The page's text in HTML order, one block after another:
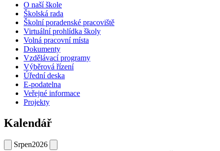
O naší škole
Školská rada
Školní poradenské pracoviště
Virtuální prohlídka školy
Volná pracovní místa
Dokumenty
Vzdělávací programy
Výběrová řízení
Úřední deska
E-podatelna
Veřejné informace
Projekty
Kalendář
Srpen2026